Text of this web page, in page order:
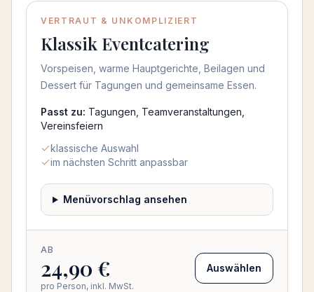
VERTRAUT & UNKOMPLIZIERT
Klassik Eventcatering
Vorspeisen, warme Hauptgerichte, Beilagen und
Dessert für Tagungen und gemeinsame Essen.
Passt zu: Tagungen, Teamveranstaltungen,
Vereinsfeiern
klassische Auswahl
im nächsten Schritt anpassbar
Menüvorschlag ansehen
AB
24,90 €
pro Person, inkl. MwSt.
Auswählen